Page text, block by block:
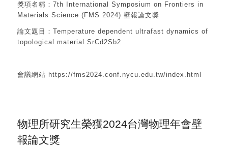
獎項名稱：7th International Symposium on Frontiers in
Materials Science (FMS 2024) 壁報論文獎
論文題目：Temperature dependent ultrafast dynamics of
topological material SrCd2Sb2
會議網站 https://fms2024.conf.nycu.edu.tw/index.html
物理所研究生榮獲2024台灣物理年會壁
報論文獎